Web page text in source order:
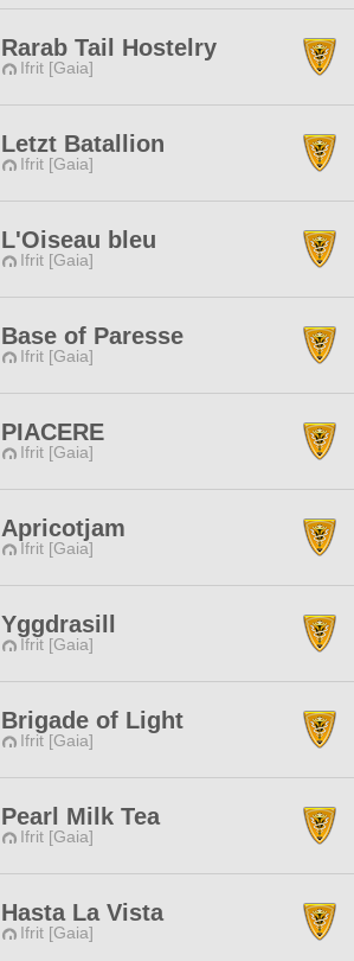
Rarab Tail Hostelry
Ifrit [Gaia]
Letzt Batallion
Ifrit [Gaia]
L'Oiseau bleu
Ifrit [Gaia]
Base of Paresse
Ifrit [Gaia]
PIACERE
Ifrit [Gaia]
Apricotjam
Ifrit [Gaia]
Yggdrasill
Ifrit [Gaia]
Brigade of Light
Ifrit [Gaia]
Pearl Milk Tea
Ifrit [Gaia]
Hasta La Vista
Ifrit [Gaia]